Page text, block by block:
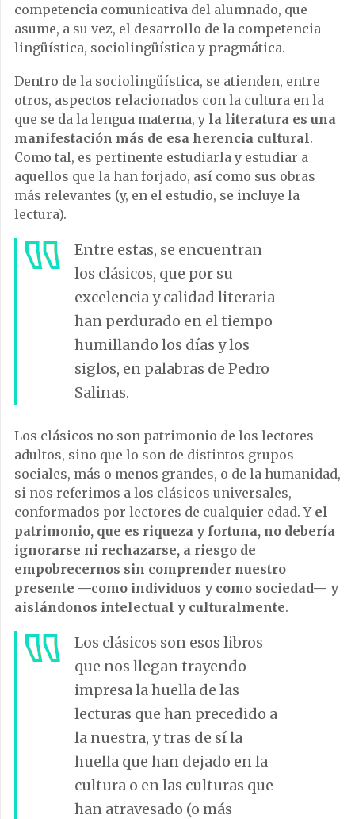
competencia comunicativa del alumnado, que
asume, a su vez, el desarrollo de la competencia
lingüística, sociolingüística y pragmática.
Dentro de la sociolingüística, se atienden, entre
otros, aspectos relacionados con la cultura en la
que se da la lengua materna, y la literatura es una
manifestación más de esa herencia cultural.
Como tal, es pertinente estudiarla y estudiar a
aquellos que la han forjado, así como sus obras
más relevantes (y, en el estudio, se incluye la
lectura).
Entre estas, se encuentran
los clásicos, que por su
excelencia y calidad literaria
han perdurado en el tiempo
humillando los días y los
siglos, en palabras de Pedro
Salinas.
Los clásicos no son patrimonio de los lectores
adultos, sino que lo son de distintos grupos
sociales, más o menos grandes, o de la humanidad,
si nos referimos a los clásicos universales,
conformados por lectores de cualquier edad. Y el
patrimonio, que es riqueza y fortuna, no debería
ignorarse ni rechazarse, a riesgo de
empobrecernos sin comprender nuestro
presente —como individuos y como sociedad— y
aislándonos intelectual y culturalmente.
Los clásicos son esos libros
que nos llegan trayendo
impresa la huella de las
lecturas que han precedido a
la nuestra, y tras de sí la
huella que han dejado en la
cultura o en las cul­turas que
han atravesado (o más